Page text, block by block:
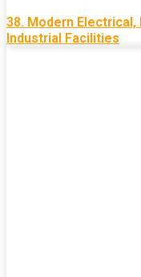
38. Modern
Industrial Facilities